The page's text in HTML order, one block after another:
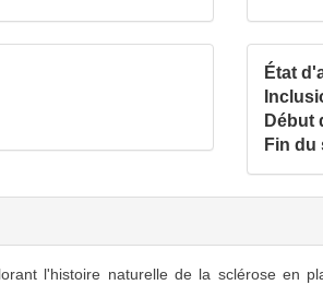
État
Début
Fin du
l'histoire naturelle de la sclérose en